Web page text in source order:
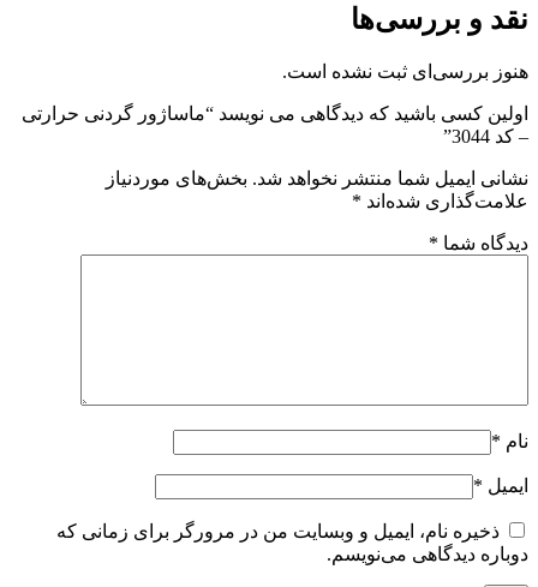
نقد و بررسی‌ها
هنوز بررسی‌ای ثبت نشده است.
اولین کسی باشید که دیدگاهی می نویسد “ماساژور گردنی حرارتی
– کد 3044”
نشانی ایمیل شما منتشر نخواهد شد. بخش‌های موردنیاز
علامت‌گذاری شده‌اند *
دیدگاه شما *
نام *
ایمیل *
ذخیره نام، ایمیل و وبسایت من در مرورگر برای زمانی که
دوباره دیدگاهی می‌نویسم.